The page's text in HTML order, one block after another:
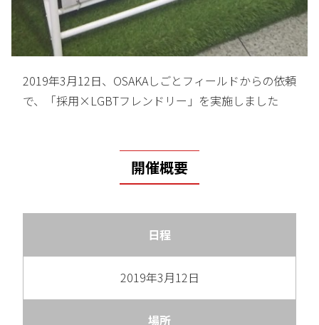
2019年3月12日、OSAKAしごとフィールドからの依頼
で、「採用×LGBTフレンドリー」を実施しました
開催概要
日程
2019年3月12日
場所